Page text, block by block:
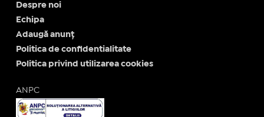
Despre noi
Echipa
Adaugă anunț
Politica de confidentialitate
Politica privind utilizarea cookies
ANPC